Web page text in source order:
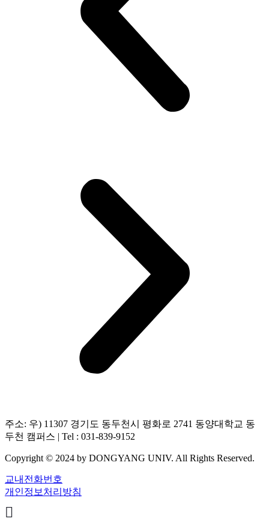
주소: 우) 11307 경기도 동두천시 평화로 2741 동양대학교 동
두천 캠퍼스 | Tel : 031-839-9152
Copyright © 2024 by DONGYANG UNIV. All Rights Reserved.
교내전화번호
개인정보처리방침